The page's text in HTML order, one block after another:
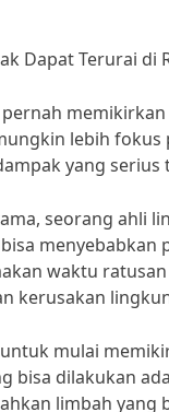
Dapat Terurai di
lebih
yang
seorang ahli
waktu
kerusakan
mulai
bisa dilakukan
limbah